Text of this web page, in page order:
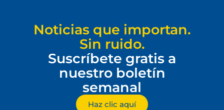
Noticias que importan.
Sin ruido.
Suscríbete gratis a
nuestro boletín
semanal
Haz clic aquí